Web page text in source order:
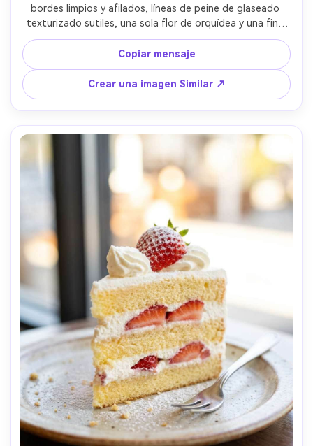
bordes limpios y afilados, líneas de peine de glaseado
texturizado sutiles, una sola flor de orquídea y una fina
banda de perlas, centrado en un soporte de cerámica
simple, configuración de estudio de alta clave con
iluminación softbox, tomado en Nikon Z8, lente de 70
mm, f/4, enmarcado recto, blancos ultra realistas con
desprendimiento de sombra natural, estética de lujo de
pastelería- -ar 4:5
Copiar mensaje
Crear una imagen Similar ↗